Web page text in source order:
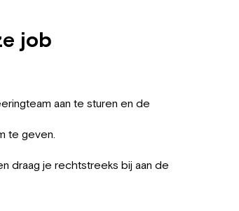
job
aan te sturen en de
te geven.
draag je rechtstreeks bij aan de